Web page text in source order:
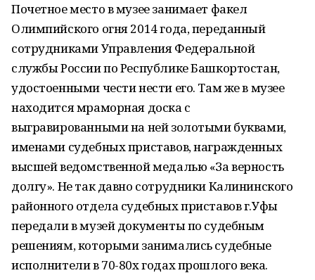
Почетное место в музее занимает факел
Олимпийского огня 2014 года, переданный
сотрудниками Управления Федеральной
службы России по Республике Башкортостан,
удостоенными чести нести его. Там же в музее
находится мраморная доска с
выгравированными на ней золотыми буквами,
именами судебных приставов, награжденных
высшей ведомственной медалью «За верность
долгу». Не так давно сотрудники Калининского
районного отдела судебных приставов г.Уфы
передали в музей документы по судебным
решениям, которыми занимались судебные
исполнители в 70-80х годах прошлого века.